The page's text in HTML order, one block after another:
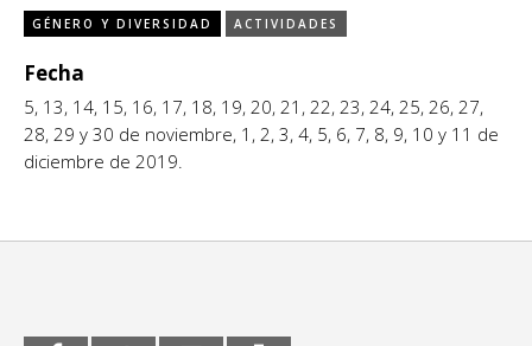
CCE en el interior/libros
Espacio itinerante de lectura infantil
Exposiciones
Formación
Género y Diversidad
GÉNERO Y DIVERSIDAD ACTIVIDADES
Fecha
5, 13, 14, 15, 16, 17, 18, 19, 20, 21, 22, 23, 24, 25, 26, 27,
28, 29 y 30 de noviembre, 1, 2, 3, 4, 5, 6, 7, 8, 9, 10 y 11 de
diciembre de 2019.